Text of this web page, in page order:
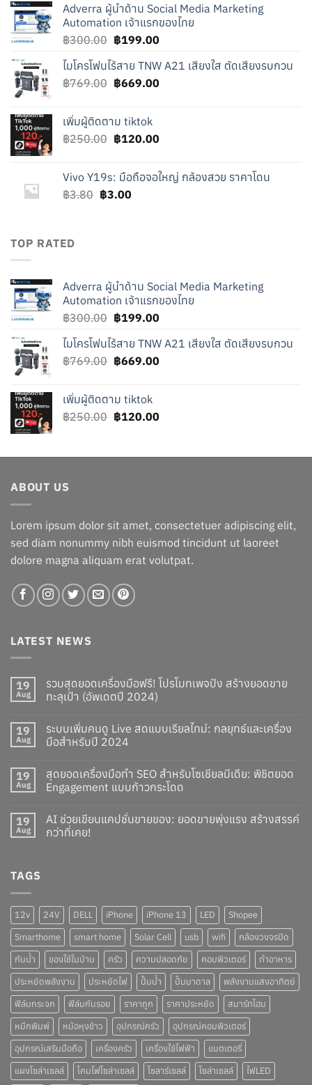
Adverra ผู้นำด้าน Social Media Marketing
Automation เจ้าแรกของไทย
฿300.00 Original
was:
฿300.00.
฿199.00Current
is:
฿199.00.
ไมโครโฟนไร้สาย TNW A21 เสียงใส ตัดเสียงรบกวน
฿769.00 Original
฿769.00.
฿669.00Current
เพิ่มผู้ติดตาม tiktok
฿250.00 Original
฿250.00.
฿120.00Current
฿120.00.
Vivo Y19s: มือถือจอใหญ่ กล้องสวย ราคาโดน
฿3.80 Original
฿3.00Current
TOP RATED
Adverra ผู้นำด้าน Social Media Marketing
Automation เจ้าแรกของไทย
฿300.00 Original
was:
฿300.00.
฿199.00Current
is:
฿199.00.
ไมโครโฟนไร้สาย TNW A21 เสียงใส ตัดเสียงรบกวน
฿769.00 Original
฿769.00.
฿669.00Current
เพิ่มผู้ติดตาม tiktok
฿250.00 Original
฿250.00.
฿120.00Current
฿120.00.
ABOUT US
Lorem ipsum dolor sit amet, consectetuer adipiscing elit,
sed diam nonummy nibh euismod tincidunt ut laoreet
dolore magna aliquam erat volutpat.
LATEST NEWS
19
Aug
รวมสุดยอดเครื่องมือฟรี! โปรโมทเพจปัง สร้างยอดขาย
ทะลุเป้า (อัพเดตปี 2024)
19
Aug
ระบบเพิ่มคนดู Live สดแบบเรียลไทม์: กลยุทธ์และเครื่อง
มือสำหรับปี 2024
19
Aug
สุดยอดเครื่องมือทำ SEO สำหรับโซเชียลมีเดีย: พิชิตยอด
Engagement แบบก้าวกระโดด
19
Aug
AI ช่วยเขียนแคปชั่นขายของ: ยอดขายพุ่งแรง สร้างสรรค์
กว่าที่เคย!
TAGS
12v 24V DELL iPhone iPhone 13 LED
Shopee
Smarthome
smart home Solar Cell usb wifi
กล้องวงจรปิด
กันน้ำ
ของใช้ในบ้าน ครัว ความปลอดภัย คอมพิวเตอร์
ทำอาหาร
ประหยัดพลังงาน
ประหยัดไฟ ปั๊มน้ำ ปั๊มบาดาล
พลังงานแสงอาทิตย์
ฟิล์มกระจก
ฟิล์มกันรอย ราคาถูก ราคาประหยัด
สมาร์ทโฮม
หมึกพิมพ์
หม้อหุงข้าว อุปกรณ์ครัว
อุปกรณ์คอมพิวเตอร์
อุปกรณ์เสริมมือถือ
เครื่องครัว เครื่องใช้ไฟฟ้า
แบตเตอรี่
แผงโซล่าเซลล์
โคมไฟโซล่าเซลล์ โซลาร์เซลล์ โซล่าเซลล์ ไฟLED